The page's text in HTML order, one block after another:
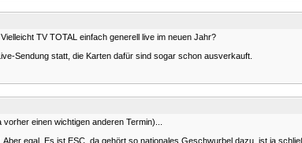
TV TOTAL einfach generell live im neuen Jahr?
Sendung statt, die Karten dafür sind sogar schon ausverkauft.
einen wichtigen anderen Termin)...
egal. Es ist ESC, da gehört so nationales Geschwurbel dazu, ist ja